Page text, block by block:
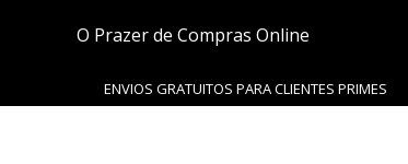
O Prazer de Compras Online
ENVIOS GRATUITOS PARA CLIENTES PRIMES